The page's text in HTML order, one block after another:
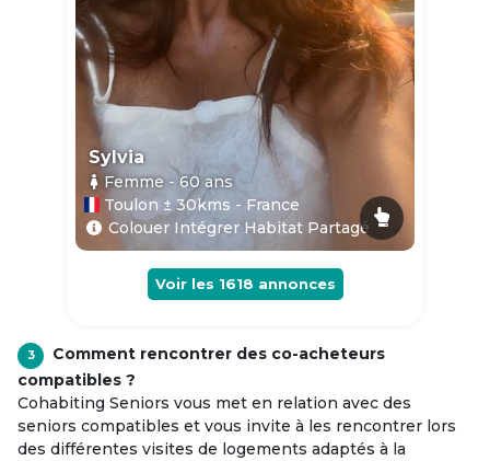
Sylvia
Femme - 60ans
Toulon ± 30kms - France
Colouer Intégrer Habitat Partagé
Voir les 1618 annonces
3
Comment rencontrer des co-acheteurs
compatibles ?
Cohabiting Seniors vous met en relation avec des
seniors compatibles et vous invite à les rencontrer lors
des différentes visites de logements adaptés à la